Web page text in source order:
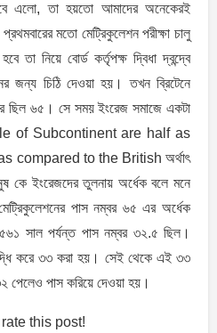
এলো, তা হয়তো আমাদের অনেকেরই
মতো মেট্রিকুলেশন পরীক্ষা চালু
নিয়ে বোর্ড কর্তৃপক্ষ দ্বিধা দ্বন্দ্বে
জন্য চিঠি দেওয়া হয়। তখন ব্রিটেনে
ছিল ৬৫। সে সময় ইংরেজ সমাজে একটা
of Subcontinent are half as
compared to the British অর্থাৎ
কে ইংরেজদের তুলনায় অর্ধেক বলে মনে
পাস নম্বর ৬৫ এর অর্ধেক
সাল পর্যন্ত পাস নম্বর ৩২.৫ ছিল।
করে ৩৩ করা হয়। সেই থেকে এই ৩৩
পাস করিয়ে দেওয়া হয়।
this post!